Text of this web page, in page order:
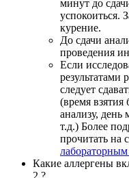
минут до
успокоиться.
курение.
До сдачи
проведения
Если
результатами
следует
(время взятия
анализу,
т.д.) Более
прочитать на
Какие аллергены